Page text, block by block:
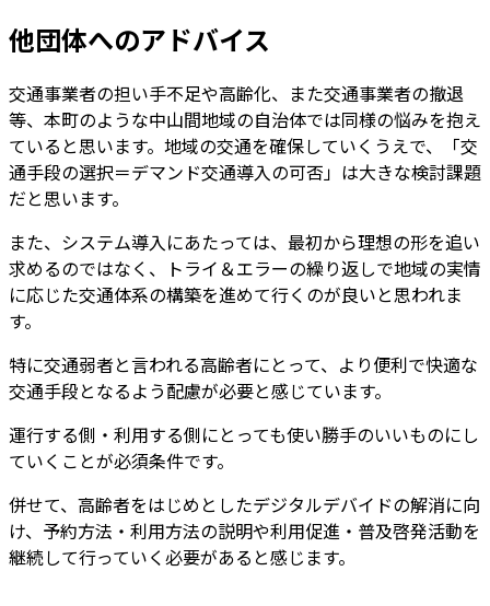
他団体へのアドバイス
交通事業者の担い手不足や高齢化、また交通事業者の撤退
等、本町のような中山間地域の自治体では同様の悩みを抱え
ていると思います。地域の交通を確保していくうえで、「交
通手段の選択＝デマンド交通導入の可否」は大きな検討課題
だと思います。
また、システム導入にあたっては、最初から理想の形を追い
求めるのではなく、トライ＆エラーの繰り返しで地域の実情
に応じた交通体系の構築を進めて行くのが良いと思われま
す。
特に交通弱者と言われる高齢者にとって、より便利で快適な
交通手段となるよう配慮が必要と感じています。
運行する側・利用する側にとっても使い勝手のいいものにし
ていくことが必須条件です。
併せて、高齢者をはじめとしたデジタルデバイドの解消に向
け、予約方法・利用方法の説明や利用促進・普及啓発活動を
継続して行っていく必要があると感じます。